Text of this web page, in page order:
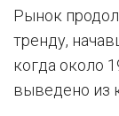
Рынок
тренду,
когда около
выведено из